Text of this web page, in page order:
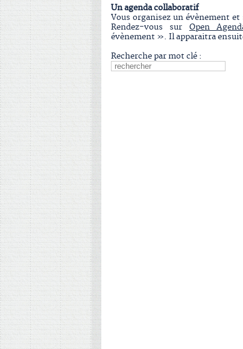
Un agenda collaboratif
Vous organisez un évènement et
Rendez-vous sur Open
évènement ». Il apparaitra
Recherche par mot clé :